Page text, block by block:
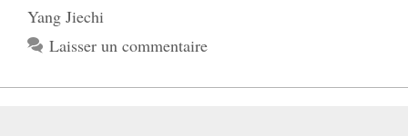
Yang Jiechi
Laisser un commentaire